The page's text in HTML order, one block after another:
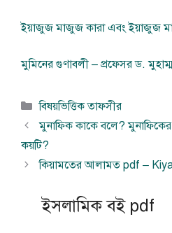
ইয়াজুজ মাজুজ কারা এবং ইয়াজুজ
মুমিনের গুণাবলী – প্রফেসর ড.
বিভাগ
সমূহ
বিষয়ভিত্তিক তাফসীর
মুনাফিক কাকে বলে?
কয়টি?
কিয়ামতের আলামত pdf –
ইসলামিক বই pdf